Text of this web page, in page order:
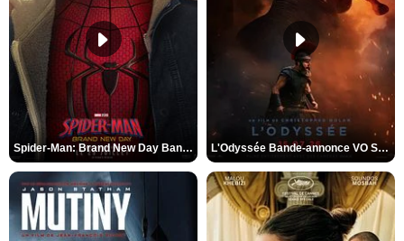
Spider-Man: Brand New Day Bande-annonce VO STFR L'Odyssée Bande-annonce VO STFR